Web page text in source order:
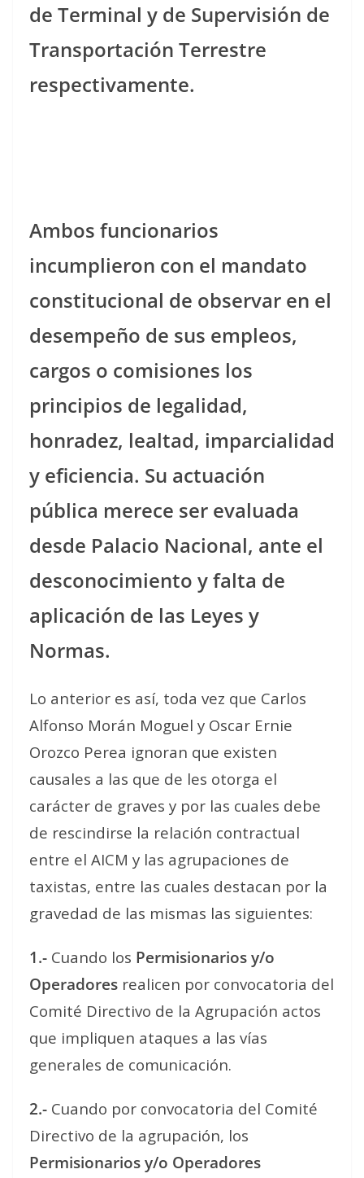
de Terminal y de Supervisión de
Transportación Terrestre
respectivamente.
Ambos funcionarios
incumplieron con el mandato
constitucional de observar en el
desempeño de sus empleos,
cargos o comisiones los
principios de legalidad,
honradez, lealtad, imparcialidad
y eficiencia. Su actuación
pública merece ser evaluada
desde Palacio Nacional, ante el
desconocimiento y falta de
aplicación de las Leyes y
Normas.
Lo anterior es así, toda vez que Carlos
Alfonso Morán Moguel y Oscar Ernie
Orozco Perea ignoran que existen
causales a las que de les otorga el
carácter de graves y por las cuales debe
de rescindirse la relación contractual
entre el AICM y las agrupaciones de
taxistas, entre las cuales destacan por la
gravedad de las mismas las siguientes:
1.- Cuando los Permisionarios y/o
Operadores realicen por convocatoria del
Comité Directivo de la Agrupación actos
que impliquen ataques a las vías
generales de comunicación.
2.- Cuando por convocatoria del Comité
Directivo de la agrupación, los
Permisionarios y/o Operadores